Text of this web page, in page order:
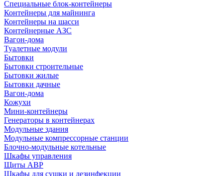
Специальные блок-контейнеры
Контейнеры для майнинга
Контейнеры на шасси
Контейнерные АЗС
Вагон-дома
Туалетные модули
Бытовки
Бытовки строительные
Бытовки жилые
Бытовки дачные
Вагон-дома
Кожухи
Мини-контейнеры
Генераторы в контейнерах
Модульные здания
Модульные компрессорные станции
Блочно-модульные котельные
Шкафы управления
Щиты АВР
Шкафы для сушки и дезинфекции